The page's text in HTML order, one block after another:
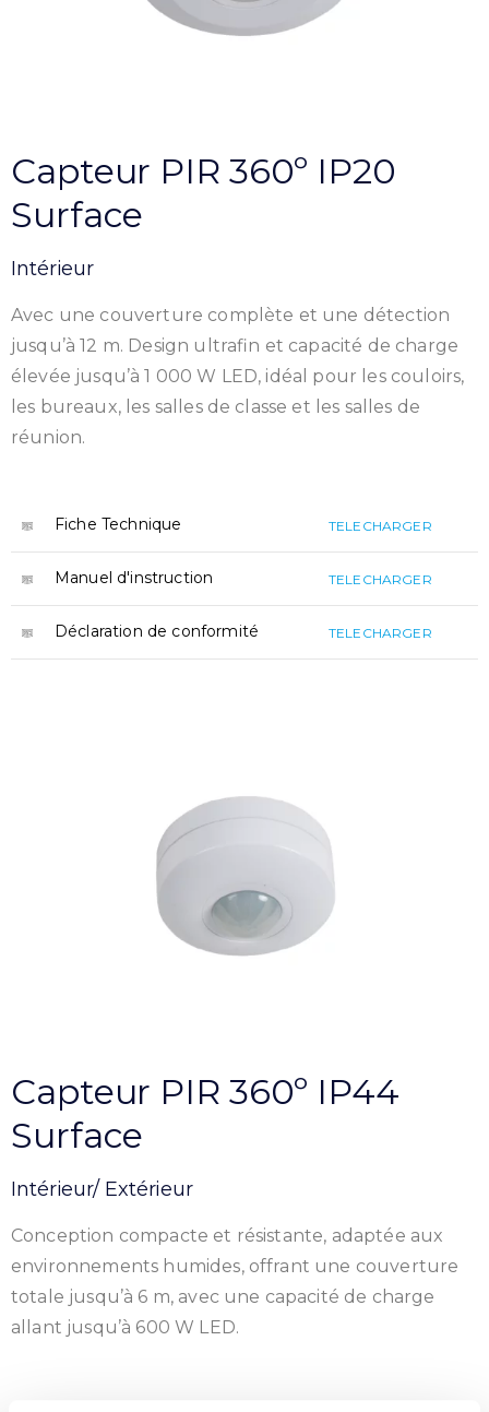
Capteur PIR 360º IP20
Surface
Intérieur
Avec une couverture complète et une détection
jusqu’à 12 m. Design ultrafin et capacité de charge
élevée jusqu’à 1 000 W LED, idéal pour les couloirs,
les bureaux, les salles de classe et les salles de
réunion.
Fiche Technique TELECHARGER
Manuel d'instruction TELECHARGER
Déclaration de conformité TELECHARGER
Capteur PIR 360º IP44
Surface
Intérieur/ Extérieur
Conception compacte et résistante, adaptée aux
environnements humides, offrant une couverture
totale jusqu’à 6 m, avec une capacité de charge
allant jusqu’à 600 W LED.